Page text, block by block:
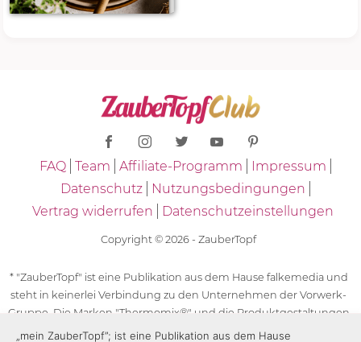
FAQ Team Affiliate-Programm
Impressum
Datenschutz
Nutzungsbedingungen
Vertrag widerrufen
Datenschutzeinstellungen
Copyright © 2026 - ZauberTopf
* "ZauberTopf" ist eine Publikation aus dem Hause falkemedia und
steht in keinerlei Verbindung zu den Unternehmen der Vorwerk-
Gruppe. Die Marken "Thermomix®" und die Produktgestaltungen
des "Thermomix®" sind eingetragene Marken der Unternehmen
„mein ZauberTopf”; ist eine Publikation aus dem Hause